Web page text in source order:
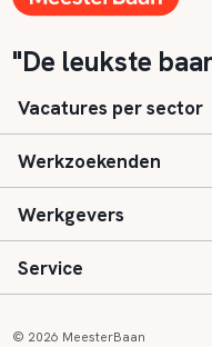
"De leukste
Vacatures per sector
Basisonderwijs
Speciaal (basis) onderwijs
Voortgezet onderwijs
Werkzoekenden
Aanmelden
Vacatures
Werkgevers
Inloggen
Service
© 2026 MeesterBaan